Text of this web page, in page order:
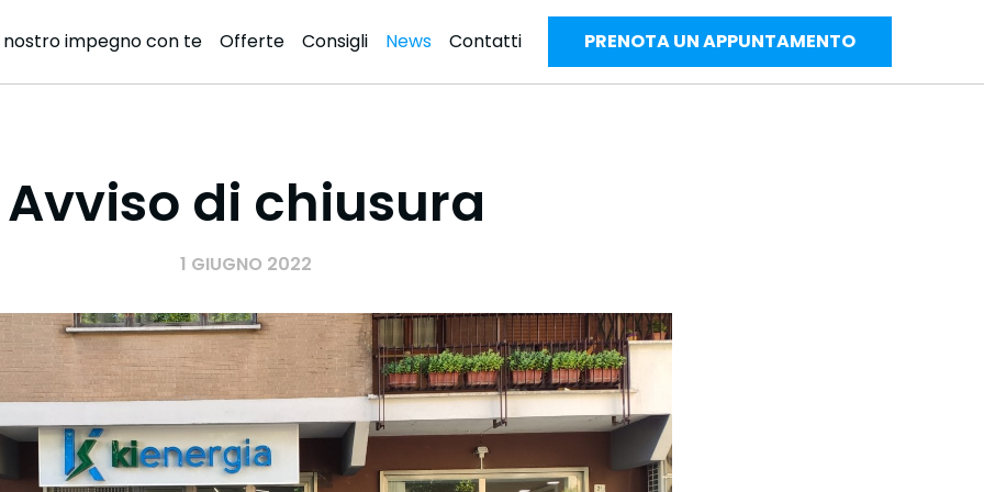
nostro impegno con te Offerte Consigli News Contatti PRENOTA UN APPUNTAMENTO
Avviso di chiusura
1 GIUGNO 2022